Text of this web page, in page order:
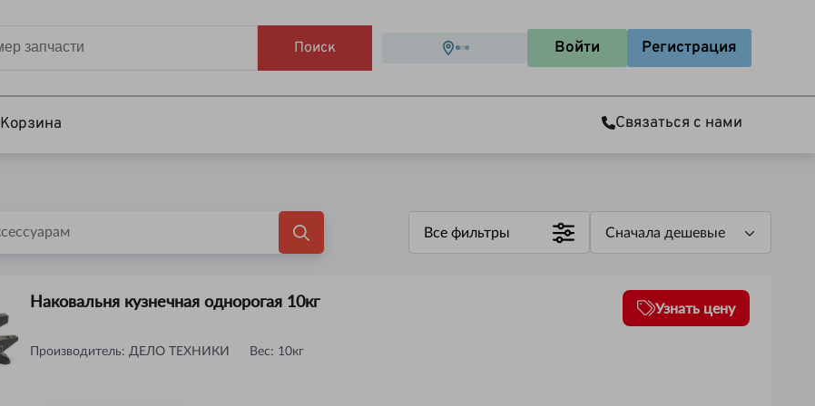
Поиск Войти Регистрация
Корзина Связаться с нами
Все фильтры Сначала дешевые
Наковальня кузнечная однорогая 10кг
Производитель: ДЕЛО ТЕХНИКИ Вес: 10кг
Узнать цену